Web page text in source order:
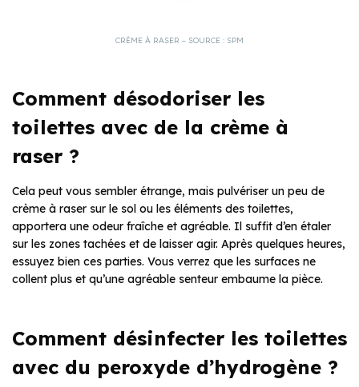
CRÈME À RASER – SOURCE : SPM
Comment désodoriser les
toilettes avec de la crème à
raser ?
Cela peut vous sembler étrange, mais pulvériser un peu de
crème à raser sur le sol ou les éléments des toilettes,
apportera une odeur fraîche et agréable. Il suffit d’en étaler
sur les zones tachées et de laisser agir. Après quelques heures,
essuyez bien ces parties. Vous verrez que les surfaces ne
collent plus et qu’une agréable senteur embaume la pièce.
Comment désinfecter les toilettes
avec du peroxyde d’hydrogène ?